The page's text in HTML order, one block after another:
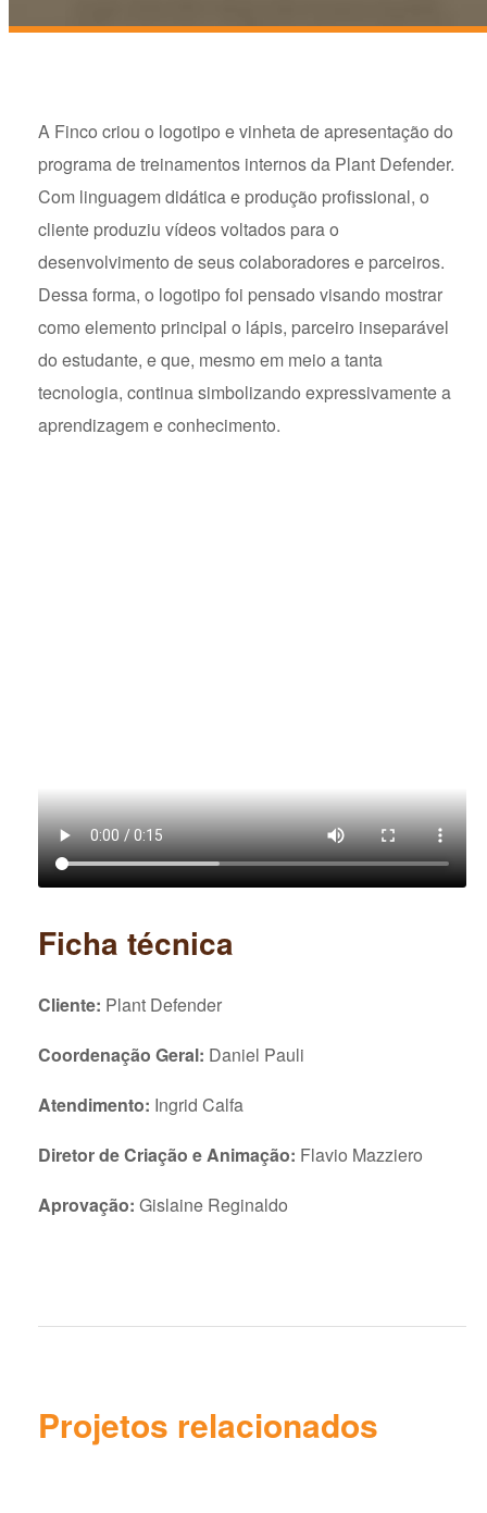
A Finco criou o logotipo e vinheta de apresentação do
programa de treinamentos internos da Plant Defender.
Com linguagem didática e produção profissional, o
cliente produziu vídeos voltados para o
desenvolvimento de seus colaboradores e parceiros.
Dessa forma, o logotipo foi pensado visando mostrar
como elemento principal o lápis, parceiro inseparável
do estudante, e que, mesmo em meio a tanta
tecnologia, continua simbolizando expressivamente a
aprendizagem e conhecimento.
Ficha técnica
Cliente: Plant Defender
Coordenação Geral: Daniel Pauli
Atendimento: Ingrid Calfa
Diretor de Criação e Animação: Flavio Mazziero
Aprovação: Gislaine Reginaldo
Projetos relacionados